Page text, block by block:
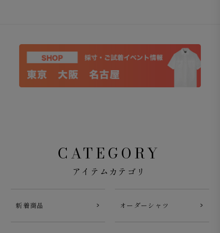
CATEGORY
アイテムカテゴリ
新着商品 オーダーシャツ